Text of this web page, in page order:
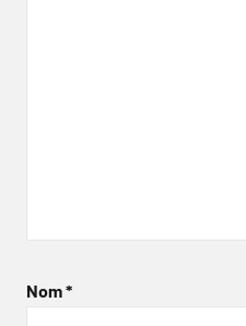
Nom*